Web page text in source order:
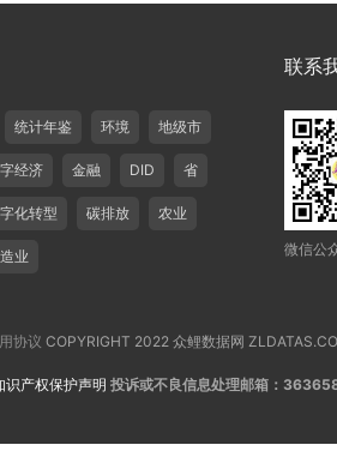
统计年鉴 环境 地级市
经济 金融 DID 省
化转型 碳排放 农业
业
联系
微信公
协议 COPYRIGHT 2022 众鲤数据网
识产权保护声明 投诉或不良信息处理邮箱：